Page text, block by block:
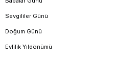
Sevgililer Günü
Doğum Günü
Evlilik Yıldönümü